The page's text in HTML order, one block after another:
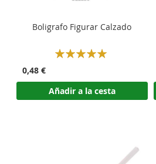
Boligrafo Figurar Calzado
Rating:
0,48 €
Añadir a la cesta